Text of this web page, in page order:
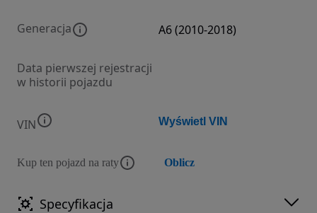
Generacja A6 (2010-2018)
Data pierwszej rejestracji
w historii pojazdu
VIN Wyświetl VIN
Kup ten pojazd na raty Oblicz
Specyfikacja